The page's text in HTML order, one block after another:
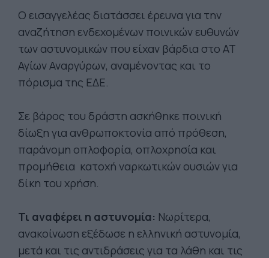
Ο εισαγγελέας διατάσσει έρευνα για την
αναζήτηση ενδεχομένων ποινικών ευθυνών
των αστυνομικών που είχαν βάρδια στο ΑΤ
Αγίων Αναργύρων, αναμένοντας και το
πόρισμα της ΕΔΕ.
Σε βάρος του δράστη ασκήθηκε ποινική
δίωξη για ανθρωποκτονία από πρόθεση,
παράνομη οπλοφορία, οπλοχρησία και
προμήθεια κατοχή ναρκωτικών ουσιών για
δίκη του χρήση.
Τι αναφέρει η αστυνομία: Νωρίτερα,
ανακοίνωση εξέδωσε η ελληνική αστυνομία,
μετά και τις αντιδράσεις για τα λάθη και τις